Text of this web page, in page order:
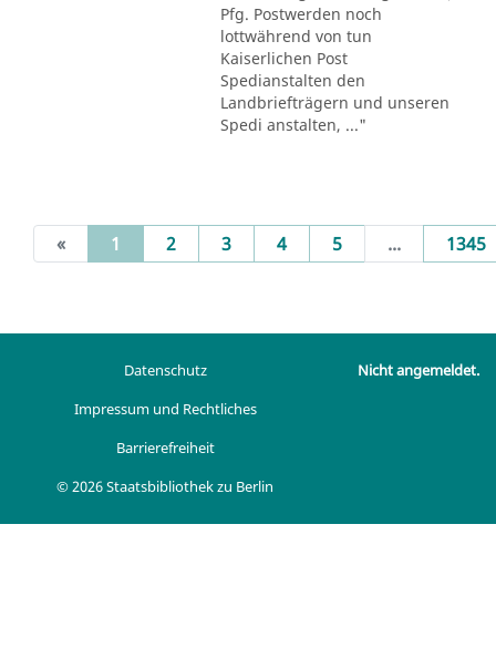
Pfg. Postwerden noch
lottwährend von tun
Kaiserlichen Post
Spedianstalten den
Landbriefträgern und unseren
Spedi anstalten, ..."
« 1 (current)
2 3 4 5 ... 1345
Datenschutz
Impressum und Rechtliches
Barrierefreiheit
© 2026 Staatsbibliothek zu Berlin
Nicht angemeldet.